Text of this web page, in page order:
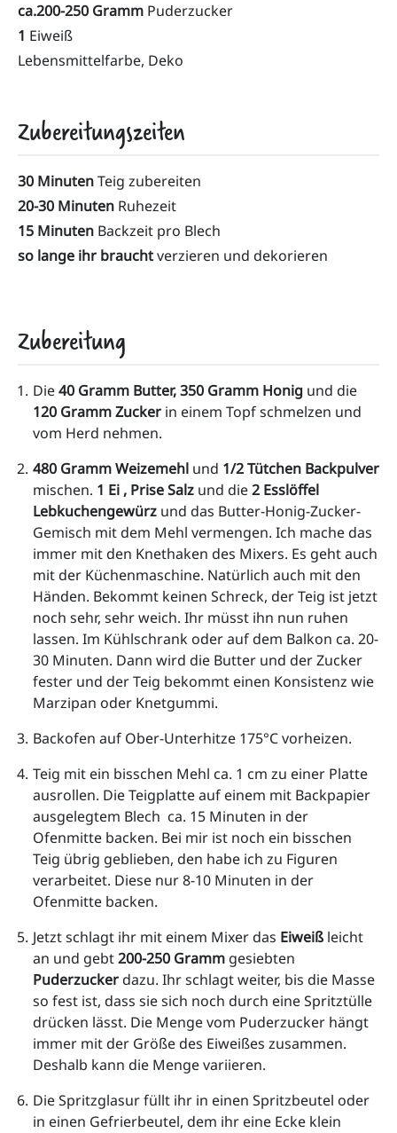
ca.200-250 Gramm Puderzucker
1 Eiweiß
Lebensmittelfarbe, Deko
Zubereitungszeiten
30 MinutenTeig zubereiten
20-30 Minuten Ruhezeit
15 Minuten Backzeit pro Blech
so lange ihr brauchtverzieren und dekorieren
Zubereitung
Die 40 Gramm Butter, 350 Gramm Honig
120 Gramm Zucker in einem Topf schmelzen und
vom Herd nehmen.
480 Gramm Weizemehl und 1/2 Tütchen Backpulver
mischen. 1 Ei , Prise Salz und die 2 Esslöffel
Lebkuchengewürz und das Butter-Honig-Zucker-
Gemisch mit dem Mehl vermengen. Ich mache das
immer mit den Knethaken des Mixers. Es geht auch
mit der Küchenmaschine. Natürlich auch mit den
Händen. Bekommt keinen Schreck, der Teig ist jetzt
noch sehr, sehr weich. Ihr müsst ihn nun ruhen
lassen. Im Kühlschrank oder auf dem Balkon ca. 20-
30 Minuten. Dann wird die Butter und der Zucker
fester und der Teig bekommt einen Konsistenz wie
Marzipan oder Knetgummi.
Backofen auf Ober-Unterhitze 175°C vorheizen.
Teig mit ein bisschen Mehl ca. 1 cm zu einer Platte
ausrollen. Die Teigplatte auf einem mit Backpapier
ausgelegtem Blech  ca. 15 Minuten in der
Ofenmitte backen. Bei mir ist noch ein bisschen
Teig übrig geblieben, den habe ich zu Figuren
verarbeitet. Diese nur 8-10 Minuten in der
Ofenmitte backen.
Jetzt schlagt ihr mit einem Mixer das Eiweiß leicht
an und gebt 200-250 Gramm
Puderzucker dazu. Ihr schlagt weiter, bis die Masse
so fest ist, dass sie sich noch durch eine Spritztülle
drücken lässt. Die Menge vom Puderzucker hängt
immer mit der Größe des Eiweißes zusammen.
Deshalb kann die Menge variieren.
Die Spritzglasur füllt ihr in einen Spritzbeutel oder
in einen Gefrierbeutel, dem ihr eine Ecke klein